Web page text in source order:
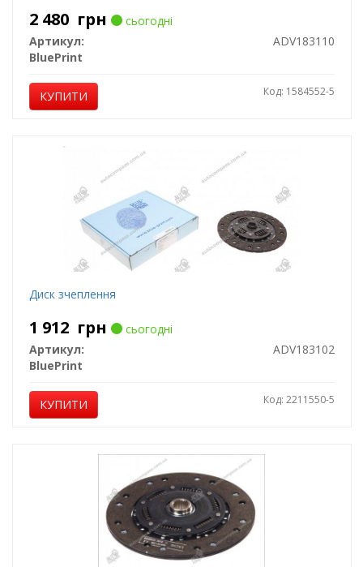
2 480 грн
сьогодні
Артикул:
ADV183110
BluePrint
КУПИТИ Код: 1584552-5
Диск зчеплення
1 912 грн
сьогодні
Артикул:
ADV183102
BluePrint
КУПИТИ Код: 2211550-5